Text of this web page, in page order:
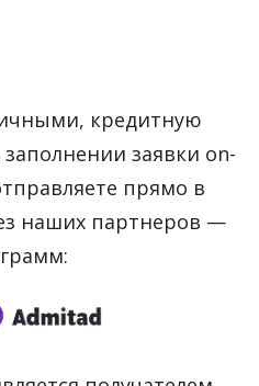
кредитную
заявки on-
прямо в
наших партнеров —